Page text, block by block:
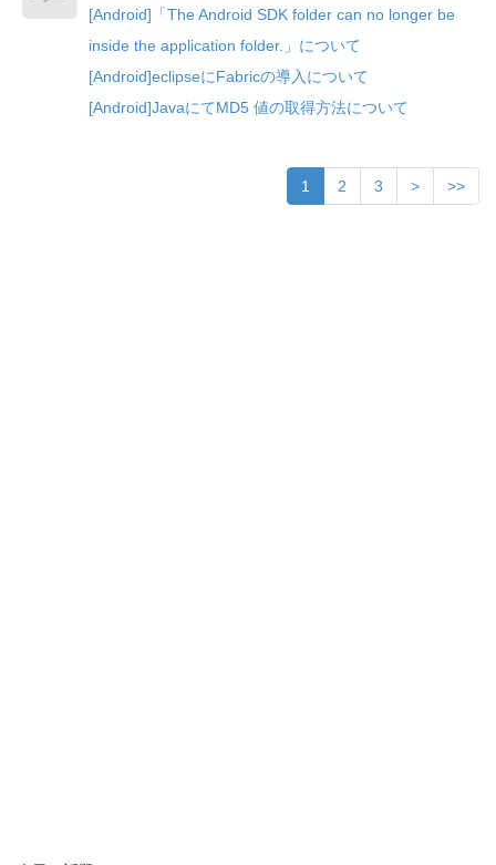
[Android]「The Android SDK folder can no longer be
inside the application folder.」について
[Android]eclipseにFabricの導入について
[Android]JavaにてMD5 値の取得方法について
1 2 3 > >>